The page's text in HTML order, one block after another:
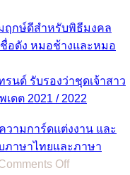
ฤกษ์ดีสำหรับพิธีมงคล
อดัง หมอช้างและหมอ
นด์ รับรองว่าชุดเจ้าสาว
ดต 2021 / 2022
วามการ์ดแต่งงาน และ
ภาษาไทยและภาษา
Offon